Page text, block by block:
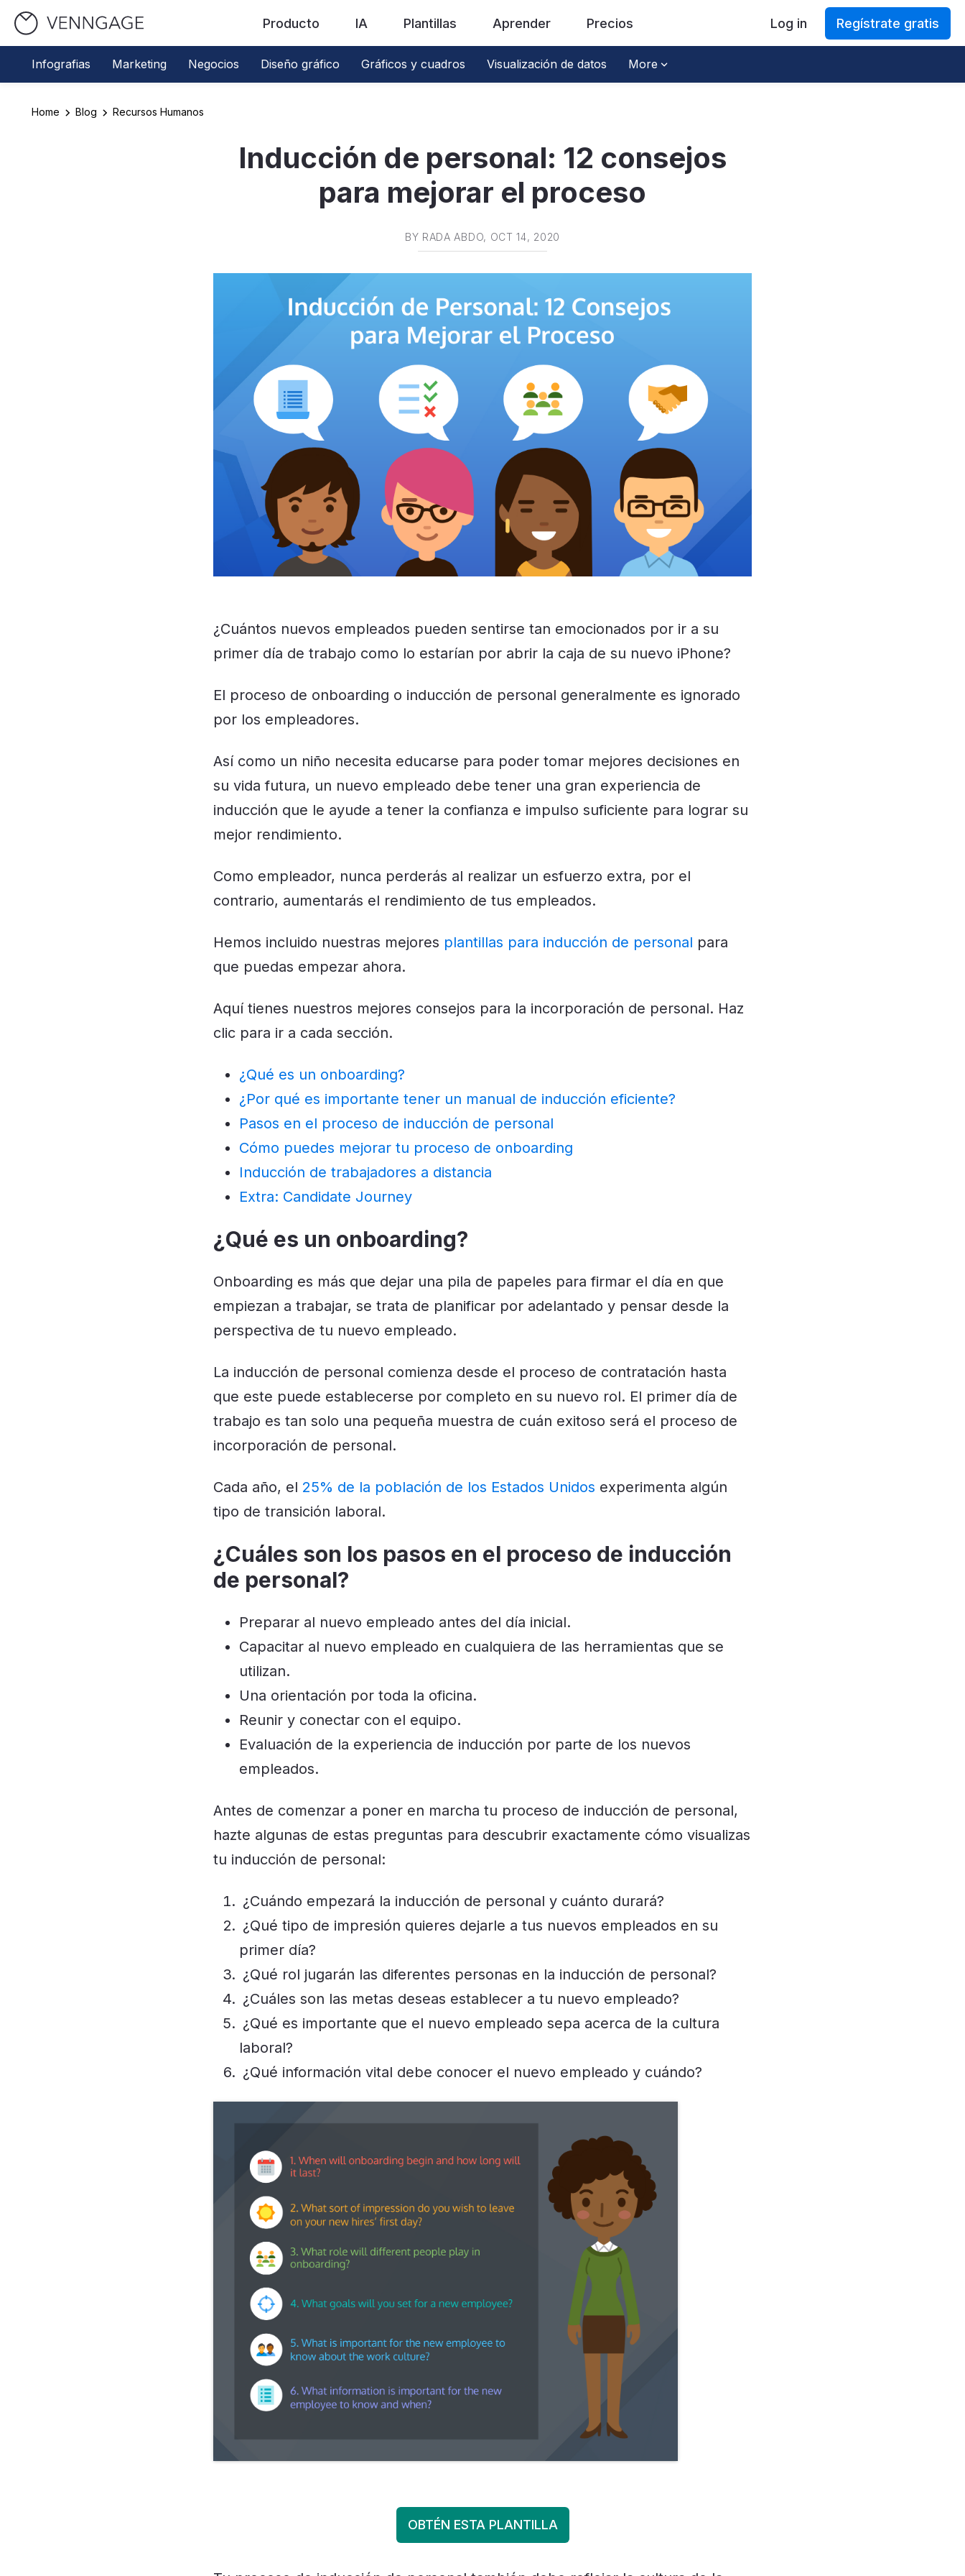
Producto IA Plantillas Aprender Precios Log in Regístrate gratis
Infografias Marketing Negocios Diseño gráfico Gráficos y cuadros Visualización de datos More
Home Blog Recursos Humanos
Inducción de personal: 12 consejos
para mejorar el proceso
BY RADA ABDO, OCT 14, 2020
¿Cuántos nuevos empleados pueden sentirse tan emocionados por ir a su
primer día de trabajo como lo estarían por abrir la caja de su nuevo iPhone?
El proceso de onboarding o inducción de personal generalmente es ignorado
por los empleadores.
Así como un niño necesita educarse para poder tomar mejores decisiones en
su vida futura, un nuevo empleado debe tener una gran experiencia de
inducción que le ayude a tener la confianza e impulso suficiente para lograr su
mejor rendimiento.
Como empleador, nunca perderás al realizar un esfuerzo extra, por el
contrario, aumentarás el rendimiento de tus empleados.
Hemos incluido nuestras mejores plantillas para inducción de personal para
que puedas empezar ahora.
Aquí tienes nuestros mejores consejos para la incorporación de personal. Haz
clic para ir a cada sección.
¿Qué es un onboarding?
¿Por qué es importante tener un manual de inducción eficiente?
Pasos en el proceso de inducción de personal
Cómo puedes mejorar tu proceso de onboarding
Inducción de trabajadores a distancia
Extra: Candidate Journey
¿Qué es un onboarding?
Onboarding es más que dejar una pila de papeles para firmar el día en que
empiezan a trabajar, se trata de planificar por adelantado y pensar desde la
perspectiva de tu nuevo empleado.
La inducción de personal comienza desde el proceso de contratación hasta
que este puede establecerse por completo en su nuevo rol. El primer día de
trabajo es tan solo una pequeña muestra de cuán exitoso será el proceso de
incorporación de personal.
Cada año, el 25% de la población de los Estados Unidos experimenta algún
tipo de transición laboral.
¿Cuáles son los pasos en el proceso de inducción
de personal?
Preparar al nuevo empleado antes del día inicial.
Capacitar al nuevo empleado en cualquiera de las herramientas que se
utilizan.
Una orientación por toda la oficina.
Reunir y conectar con el equipo.
Evaluación de la experiencia de inducción por parte de los nuevos
empleados.
Antes de comenzar a poner en marcha tu proceso de inducción de personal,
hazte algunas de estas preguntas para descubrir exactamente cómo visualizas
tu inducción de personal:
¿Cuándo empezará la inducción de personal y cuánto durará?
¿Qué tipo de impresión quieres dejarle a tus nuevos empleados en su
primer día?
¿Qué rol jugarán las diferentes personas en la inducción de personal?
¿Cuáles son las metas deseas establecer a tu nuevo empleado?
¿Qué es importante que el nuevo empleado sepa acerca de la cultura
laboral?
¿Qué información vital debe conocer el nuevo empleado y cuándo?
OBTÉN ESTA PLANTILLA